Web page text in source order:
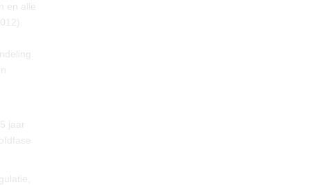
en alle
jaar